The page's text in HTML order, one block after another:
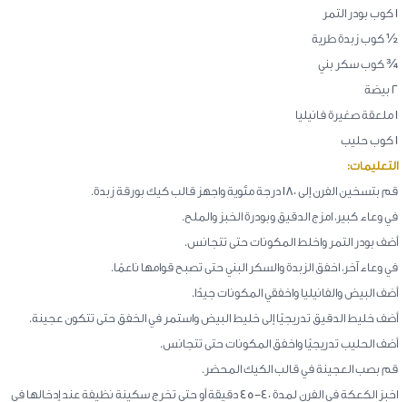
1 كوب بودر التمر
½ كوب زبدة طرية
¾ كوب سكر بني
2 بيضة
1 ملعقة صغيرة فانيليا
1 كوب حليب
التعليمات:
قم بتسخين الفرن إلى 180 درجة مئوية واجهز قالب كيك بورقة زبدة.
في وعاء كبير، امزج الدقيق وبودرة الخبز والملح.
أضف بودر التمر واخلط المكونات حتى تتجانس.
في وعاء آخر، اخفق الزبدة والسكر البني حتى تصبح قوامها ناعمًا.
أضف البيض والفانيليا واخفقي المكونات جيدًا.
أضف خليط الدقيق تدريجيًا إلى خليط البيض واستمر في الخفق حتى تتكون عجينة.
أضف الحليب تدريجيًا واخفق المكونات حتى تتجانس.
قم بصب العجينة في قالب الكيك المحضر.
اخبز الكعكة في الفرن لمدة 40-45 دقيقة أو حتى تخرج سكينة نظيفة عند إدخالها في